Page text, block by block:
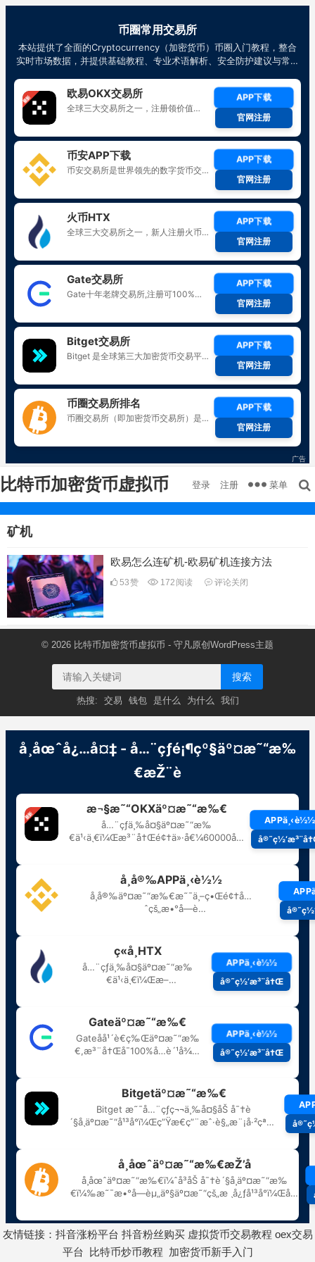
比特币加密货币虚拟币 登录 注册 菜单
矿机
欧易怎么连矿机-欧易矿机连接方法
53赞 172 阅读 评论关闭
© 2026 比特币加密货币虚拟币 - 守凡原创 WordPress主题
搜索
热搜: 交易 钱包 是什么 为什么 我们
友情链接： 抖音涨粉平台 抖音粉丝购买 虚拟货币交易教程 oex交易
平台
比特币炒币教程 加密货币新手入门